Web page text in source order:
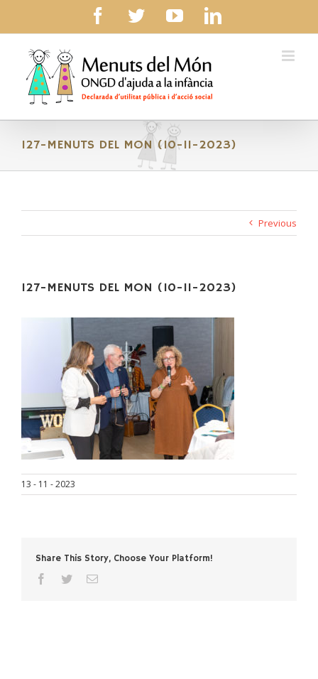
content
facebook
twitteryoutubelinkedin
127-MENUTS DEL MON (10-11-2023)
Previous
127-MENUTS DEL MON (10-11-2023)
13 - 11 - 2023
Share This Story, Choose Your Platform!
facebooktwitterEmail